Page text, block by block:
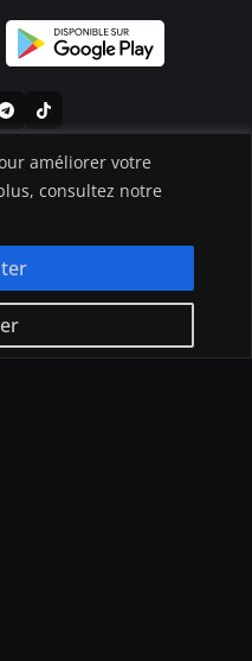
améliorer votre
consultez notre
en trading
âge pour trader ?
broker choisir pour
?